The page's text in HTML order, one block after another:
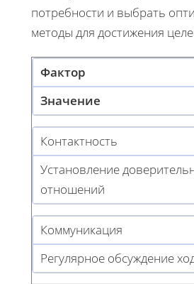
потребности и выбрать
методы для достижения
Фактор
Значение
Контактность
Установление
отношений
Коммуникация
Регулярное обсуждение